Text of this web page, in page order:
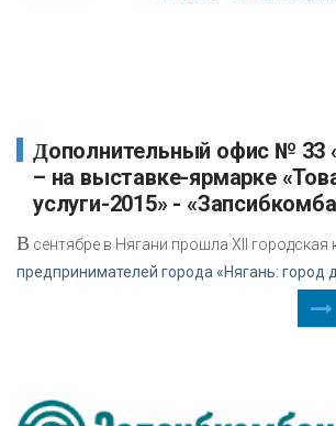
Дополнительный офис № 33 «Няганский»
– на выставке-ярмарке
услуги-2015» -
В сентябре в Нягани прошла ХII городская
предпринимателей города «Нягань: город